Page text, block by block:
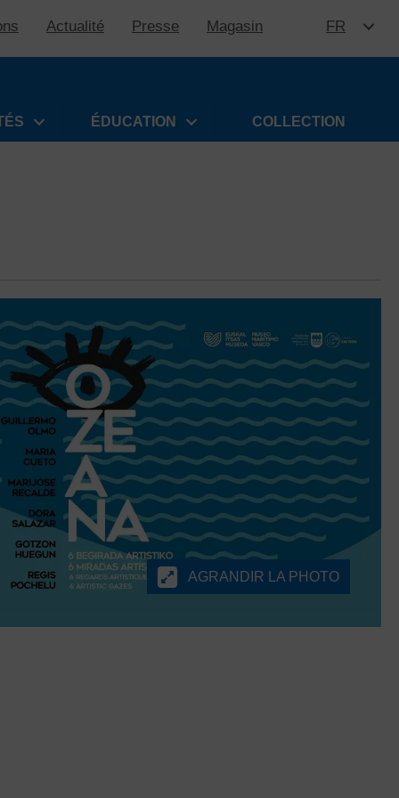
Actualité Presse Magasin FR
ÉDUCATION COLLECTION
AGRANDIR LA PHOTO